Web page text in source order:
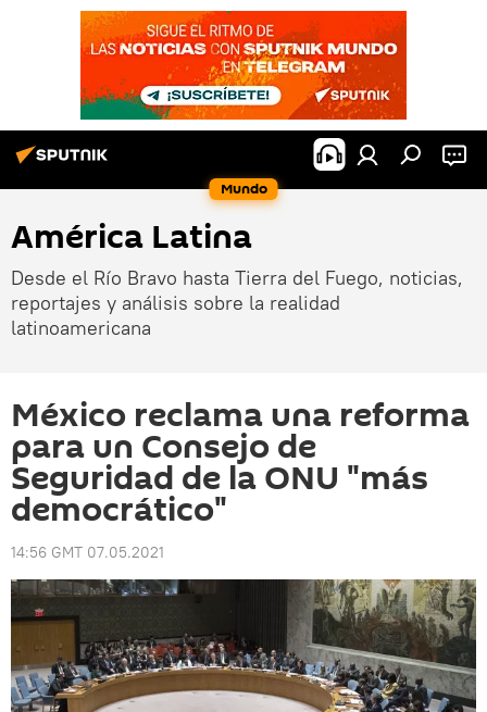
Mundo
América Latina
Desde el Río Bravo hasta Tierra del Fuego, noticias,
reportajes y análisis sobre la realidad
latinoamericana
México reclama una reforma
para un Consejo de
Seguridad de la ONU "más
democrático"
14:56 GMT 07.05.2021